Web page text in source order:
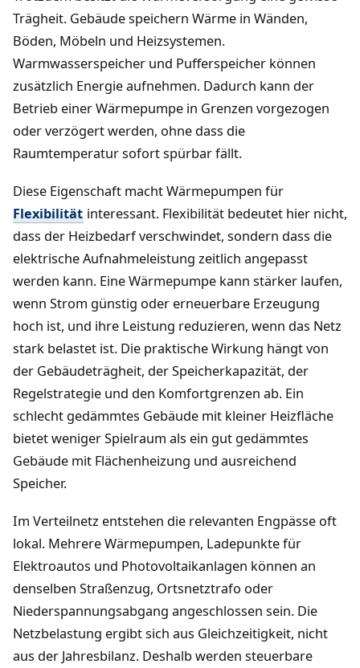
Trägheit. Gebäude speichern Wärme in Wänden,
Böden, Möbeln und Heizsystemen.
Warmwasserspeicher und Pufferspeicher können
zusätzlich Energie aufnehmen. Dadurch kann der
Betrieb einer Wärmepumpe in Grenzen vorgezogen
oder verzögert werden, ohne dass die
Raumtemperatur sofort spürbar fällt.
Diese Eigenschaft macht Wärmepumpen für
Flexibilität interessant. Flexibilität bedeutet hier nicht,
dass der Heizbedarf verschwindet, sondern dass die
elektrische Aufnahmeleistung zeitlich angepasst
werden kann. Eine Wärmepumpe kann stärker laufen,
wenn Strom günstig oder erneuerbare Erzeugung
hoch ist, und ihre Leistung reduzieren, wenn das Netz
stark belastet ist. Die praktische Wirkung hängt von
der Gebäudeträgheit, der Speicherkapazität, der
Regelstrategie und den Komfortgrenzen ab. Ein
schlecht gedämmtes Gebäude mit kleiner Heizfläche
bietet weniger Spielraum als ein gut gedämmtes
Gebäude mit Flächenheizung und ausreichend
Speicher.
Im Verteilnetz entstehen die relevanten Engpässe oft
lokal. Mehrere Wärmepumpen, Ladepunkte für
Elektroautos und Photovoltaikanlagen können an
denselben Straßenzug, Ortsnetztrafo oder
Niederspannungsabgang angeschlossen sein. Die
Netzbelastung ergibt sich aus Gleichzeitigkeit, nicht
aus der Jahresbilanz. Deshalb werden steuerbare